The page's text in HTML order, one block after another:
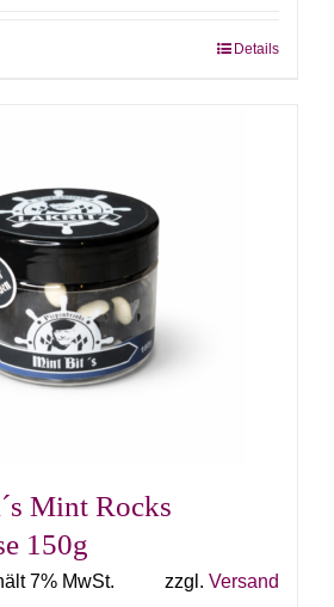
Details
Mint Rocks
150g
7% MwSt. zzgl. Versand